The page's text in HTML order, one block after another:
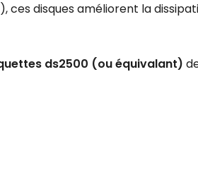
disques améliorent la
ds2500 (ou équivalant)